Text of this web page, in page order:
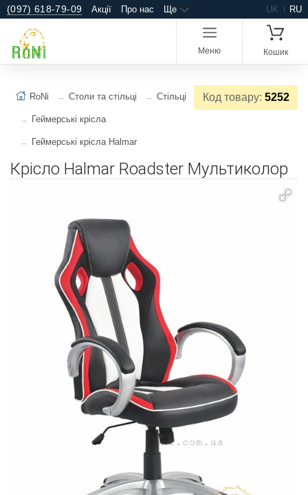
(097) 618-79-09 Акції Про нас Ще UK RU
Меню Кошик
Код товару: 5252
RoNi Столи та стільці Стільці
Геймерські крісла
Геймерські крісла Halmar
Крісло Halmar Roadster Мультиколор